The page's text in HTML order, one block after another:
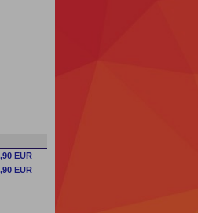
EUR
EUR